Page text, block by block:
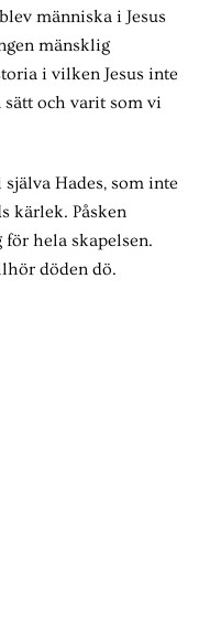
människa i Jesus
mänsklig
i vilken Jesus inte
sätt och varit som vi
Hades, som inte
kärlek. Påsken
för hela skapelsen.
döden dö.